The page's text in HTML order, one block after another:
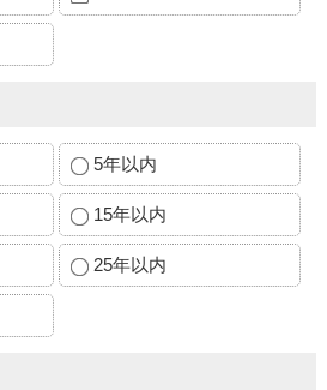
5年以内
15年以内
25年以内